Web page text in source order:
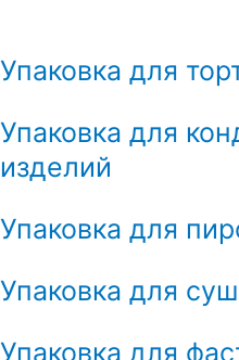
Упаковка для
Упаковка для
изделий
Упаковка для
Упаковка для
Упаковка для